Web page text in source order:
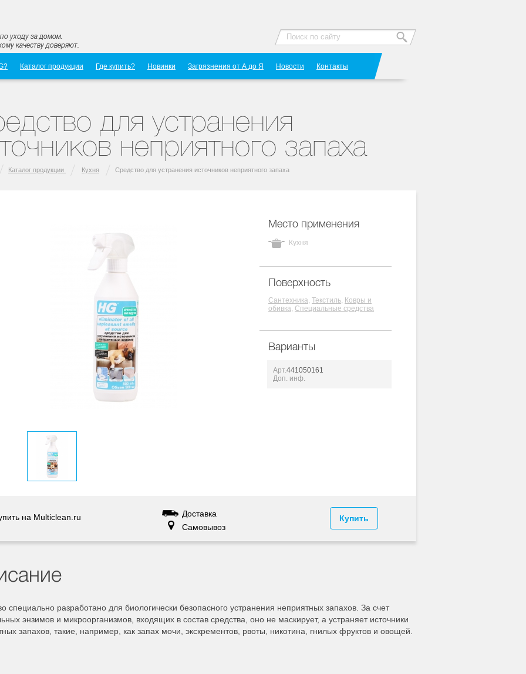
уходу за домом.
качеству доверяют.
Каталог продукции Где купить? Новинки Загрязнения от А до Я Новости Контакты
для устранения
неприятного запаха
Каталог продукции Кухня Средство для устранения источников неприятного запаха
Место применения
Кухня
Поверхность
Сантехника, Текстиль, Ковры и
обивка, Специальные средства
Варианты
Арт.441050161
Доп. инф.
на Multiclean.ru
Доставка
Самовывоз
Купить
специально разработано для биологически безопасного устранения неприятных запахов. За счет
энзимов и микроорганизмов, входящих в состав средства, оно не маскирует, а устраняет источники
запахов, такие, например, как запах мочи, экскрементов, рвоты, никотина, гнилых фруктов и овощей.